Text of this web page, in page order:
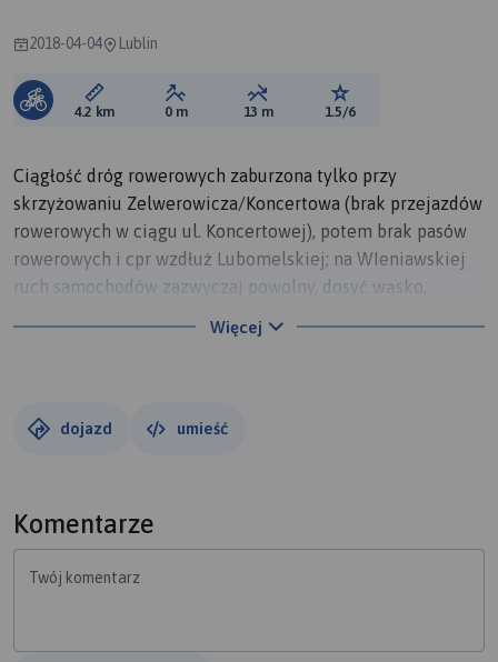
2018-04-04 Lublin
Długość trasy:
4.2 km Suma przewyższeń:
0 m Suma spadków:
13 m Ocena trasy:
1.5/6
Ciągłość dróg rowerowych zaburzona tylko przy
skrzyżowaniu Zelwerowicza/Koncertowa (brak przejazdów
rowerowych w ciągu ul. Koncertowej), potem brak pasów
rowerowych i cpr wzdłuż Lubomelskiej; na WIeniawskiej
ruch samochodów zazwyczaj powolny, dosyć wąsko,
sygnalizacja świetlna dla rowerów
Więcej
dojazd umieść
Komentarze
Twój komentarz